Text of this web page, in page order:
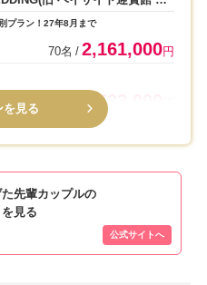
プラン！27年8月まで
70名 2,161,000円
2,733,000
を見る
先輩カップルの
見る